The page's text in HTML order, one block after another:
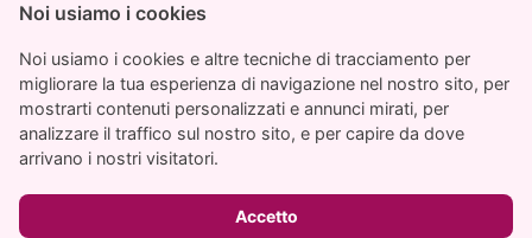
Noi usiamo i cookies
Noi usiamo i cookies e altre tecniche di tracciamento per
migliorare la tua esperienza di navigazione nel nostro sito, per
mostrarti contenuti personalizzati e annunci mirati, per
analizzare il traffico sul nostro sito, e per capire da dove
arrivano i nostri visitatori.
Accetto
Noi usiamo i cookies
Noi usiamo i cookies e altre tecniche di tracciamento per
migliorare la tua esperienza di navigazione nel nostro sito, per
mostrarti contenuti personalizzati e annunci mirati, per
analizzare il traffico sul nostro sito, e per capire da dove
arrivano i nostri visitatori.
Accetto
StampaParati.it è un marchio registrato di proprietà
© 2026 stampaparati.it